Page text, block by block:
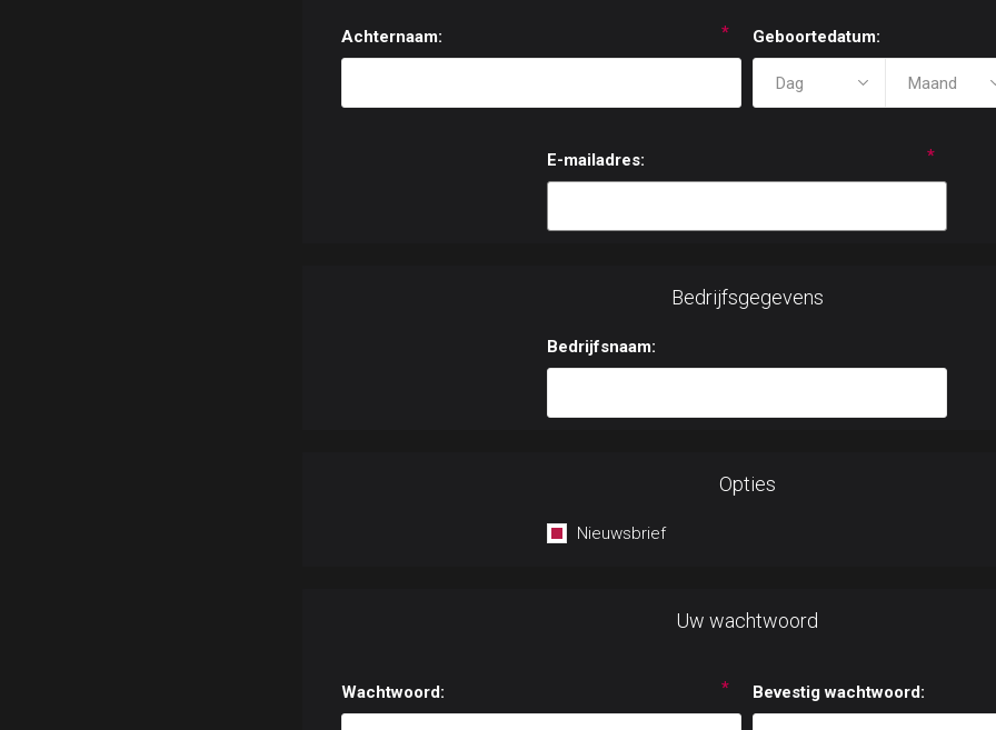
Achternaam: * Geboortedatum:
E-mailadres: *
Bedrijfsgegevens
Bedrijfsnaam:
Opties
Nieuwsbrief
Uw wachtwoord
Wachtwoord: * Bevestig wachtwoord: